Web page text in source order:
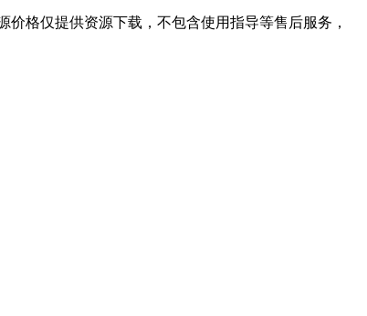
格仅提供资源下载，不包含使用指导等售后服务，